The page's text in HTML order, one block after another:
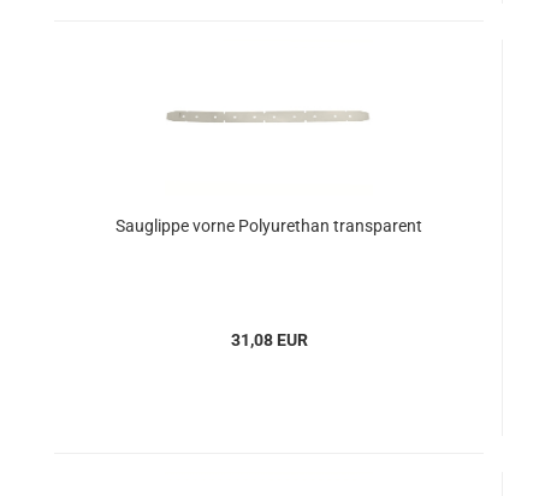
Sauglippe vorne Polyurethan transparent
31,08 EUR